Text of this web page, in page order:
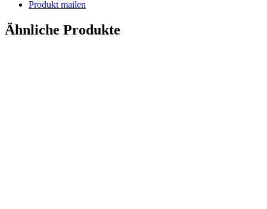
Produkt mailen
Ähnliche Produkte